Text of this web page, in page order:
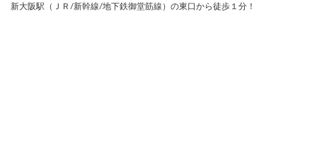
新大阪駅（ＪＲ/新幹線/地下鉄御堂筋線）の東口から徒歩１分！